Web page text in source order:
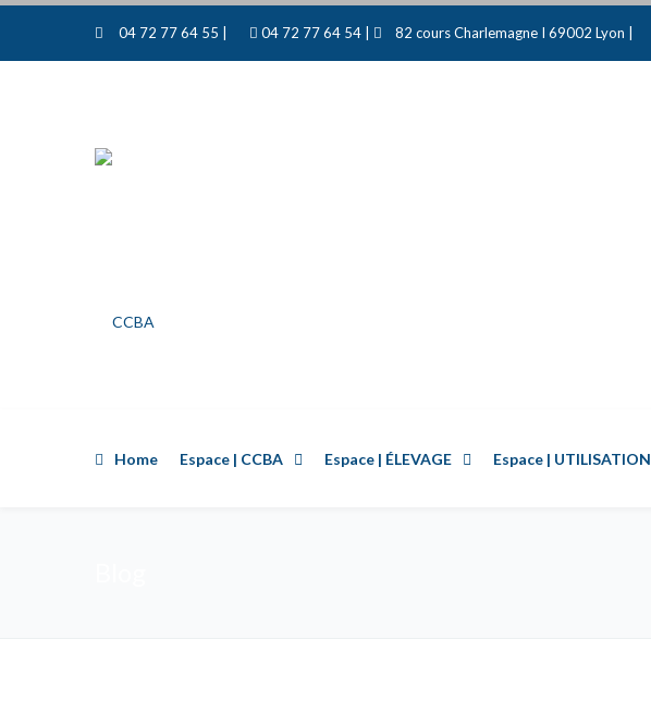
04 72 77 64 55 | 04 72 77 64 54 | 82 cours Charlemagne I 69002 Lyon |
Home Espace | CCBA Espace | ÉLEVAGE Espace | UTILISATION